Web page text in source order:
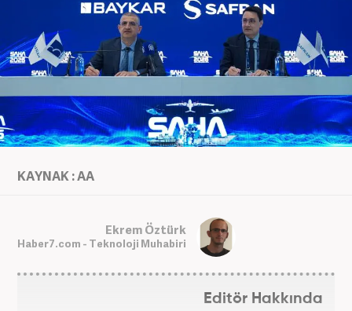
KAYNAK : AA
Ekrem Öztürk
Haber7.com - Teknoloji Muhabiri
Editör Hakkında